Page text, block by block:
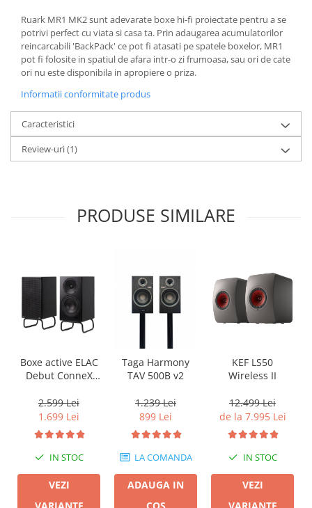
Ruark MR1 MK2 sunt adevarate boxe hi-fi proiectate pentru a se
potrivi perfect cu viata si casa ta. Prin adaugarea acumulatorilor
reincarcabili 'BackPack' ce pot fi atasati pe spatele boxelor, MR1
pot fi folosite in spatiul de afara intr-o zi frumoasa, sau ori de cate
ori nu este disponibila in apropiere o priza.
Informatii conformitate produs
Caracteristici
Review-uri(1)
PRODUSE SIMILARE
Boxe active ELAC
Debut ConneX
ARC
2.599 Lei
1.699 Lei
IN STOC
VEZI
Taga Harmony
TAV 500B v2
1.239 Lei
899 Lei
LA COMANDA
ADAUGA IN
KEF LS50
Wireless II
12.499 Lei
de la 7.995 Lei
IN STOC
VEZI